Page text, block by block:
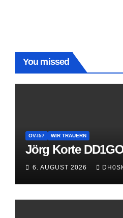
You missed
OV-I57 WIR TRAUERN
Jörg Korte
6. AUGUST 2026